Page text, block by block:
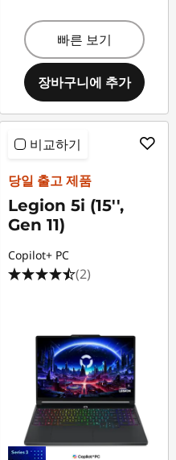
빠른 보기
장바구니에 추가
비교하기
당일 출고 제품
Legion 5i (15'',
Gen 11)
Copilot+ PC
(2)